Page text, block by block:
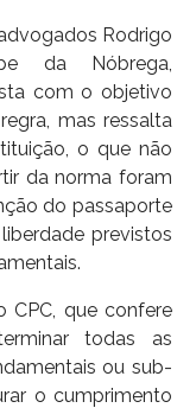
Rodrigo
da Nóbrega,
com o objetivo
mas ressalta
o que não
da norma foram
do passaporte
previstos
CPC, que confere
todas as
ou sub-
o cumprimento